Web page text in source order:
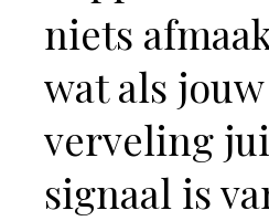
niets
wat als
verveling
signaal is